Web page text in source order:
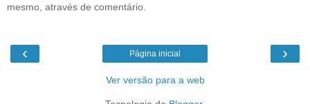
mesmo, através de comentário.
‹ ›
Página inicial
Ver versão para a web